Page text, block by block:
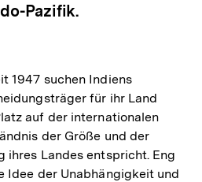
Pazifik.
1947 suchen Indiens
für ihr Land
auf der internationalen
der Größe und der
ihres Landes entspricht. Eng
Idee der Unabhängigkeit und